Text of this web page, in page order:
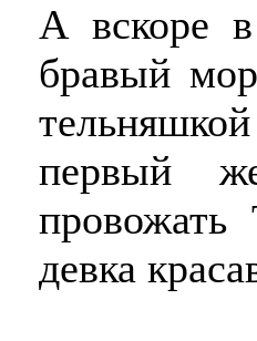
А вскоре
бравый
первый
провожать
девка